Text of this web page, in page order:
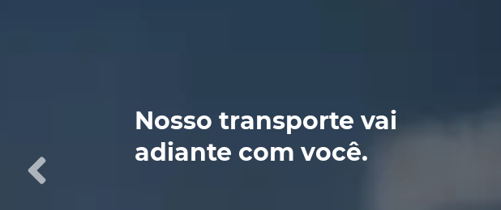
Nosso transporte vai
adiante com você.